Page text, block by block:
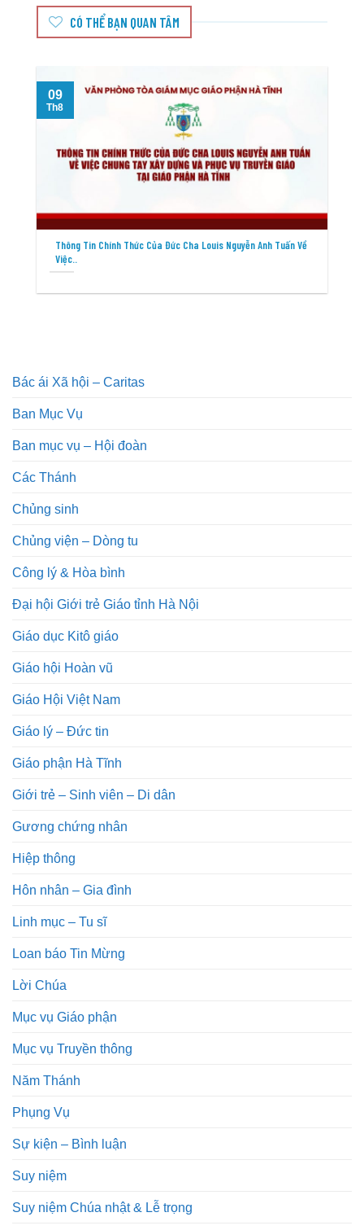
CÓ THỂ BẠN QUAN TÂM
Thông Tin Chính Thức Của Đức Cha Louis Nguyễn Anh Tuấn Về
Việc..
09
Th8
Bác ái Xã hội – Caritas
Ban Mục Vụ
Ban mục vụ – Hội đoàn
Các Thánh
Chủng sinh
Chủng viện – Dòng tu
Công lý & Hòa bình
Đại hội Giới trẻ Giáo tỉnh Hà Nội
Giáo dục Kitô giáo
Giáo hội Hoàn vũ
Giáo Hội Việt Nam
Giáo lý – Đức tin
Giáo phận Hà Tĩnh
Giới trẻ – Sinh viên – Di dân
Gương chứng nhân
Hiệp thông
Hôn nhân – Gia đình
Linh mục – Tu sĩ
Loan báo Tin Mừng
Lời Chúa
Mục vụ Giáo phận
Mục vụ Truyền thông
Năm Thánh
Phụng Vụ
Sự kiện – Bình luận
Suy niệm
Suy niệm Chúa nhật & Lễ trọng